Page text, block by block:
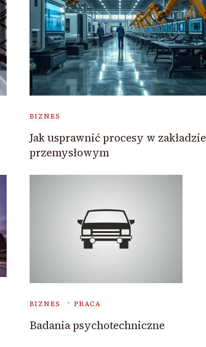
BIZNES
Jak usprawnić procesy w zakładzie
przemysłowym
BIZNES PRACA
Badania psychotechniczne